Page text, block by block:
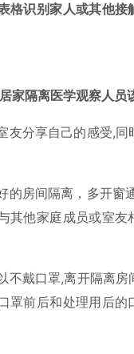
格识别家人或其他接
家隔离医学观察人员
友分享自己的感受,同
的房间隔离，多开窗
其他家庭成员或室友
不戴口罩,离开隔离房
罩前后和处理用后的